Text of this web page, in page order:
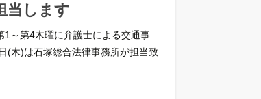
当します
1～第4木曜に弁護士による交通事
(木)は石塚総合法律事務所が担当致